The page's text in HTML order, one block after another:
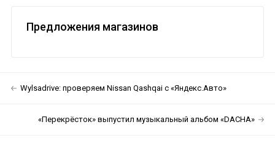
Предложения магазинов
Wylsadrive: проверяем Nissan Qashqai с «Яндекс.Авто»
«Перекрёсток» выпустил музыкальный альбом «DACHA»